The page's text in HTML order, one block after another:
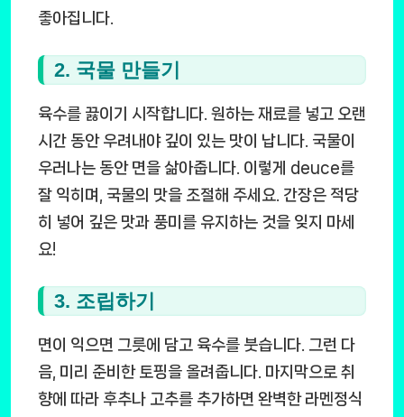
좋아집니다.
2. 국물 만들기
육수를 끓이기 시작합니다. 원하는 재료를 넣고 오랜
시간 동안 우려내야 깊이 있는 맛이 납니다. 국물이
우러나는 동안 면을 삶아줍니다. 이렇게 deuce를
잘 익히며, 국물의 맛을 조절해 주세요. 간장은 적당
히 넣어 깊은 맛과 풍미를 유지하는 것을 잊지 마세
요!
3. 조립하기
면이 익으면 그릇에 담고 육수를 붓습니다. 그런 다
음, 미리 준비한 토핑을 올려줍니다. 마지막으로 취
향에 따라 후추나 고추를 추가하면 완벽한 라멘정식